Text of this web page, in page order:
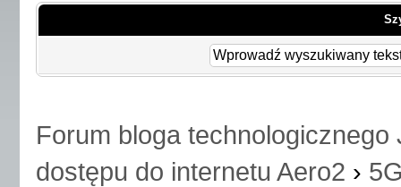
Forum bloga technologicznego
dostępu do internetu Aero2 ›